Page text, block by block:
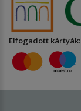
Elfogadott kártyák: